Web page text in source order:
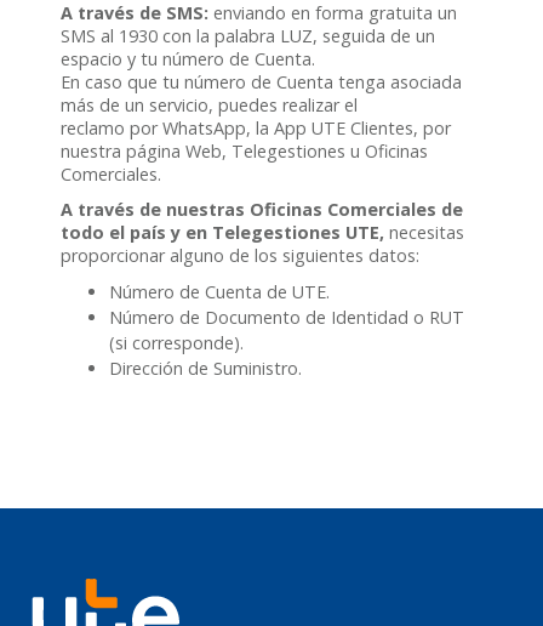
A través de SMS: enviando en forma gratuita un
SMS al 1930 con la palabra LUZ, seguida de un
espacio y tu número de Cuenta.
En caso que tu número de Cuenta tenga asociada
más de un servicio, puedes realizar el
reclamo por WhatsApp, la App UTE Clientes, por
nuestra página Web, Telegestiones u Oficinas
Comerciales.
A través de nuestras Oficinas Comerciales de
todo el país y en Telegestiones UTE, necesitas
proporcionar alguno de los siguientes datos:
Número de Cuenta de UTE.
Número de Documento de Identidad o RUT
(si corresponde).
Dirección de Suministro.